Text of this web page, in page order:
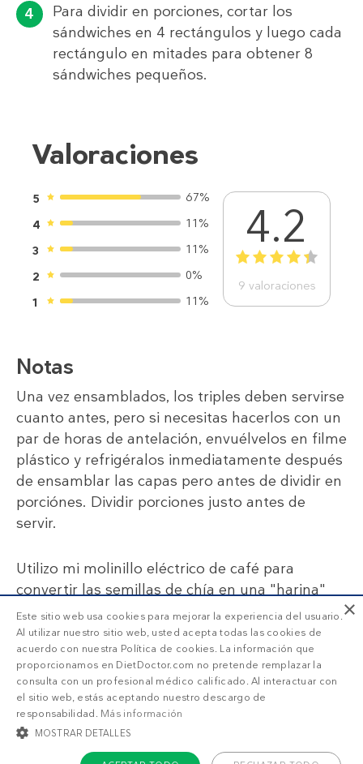
Para dividir en porciones, cortar los
sándwiches en 4 rectángulos y luego cada
rectángulo en mitades para obtener 8
sándwiches pequeños.
Valoraciones
5
67%
4
11%
3
11%
2
0%
1
11%
4.2
1 2 3 4 5
9 valoraciones
Notas
Una vez ensamblados, los triples deben servirse
cuanto antes, pero si necesitas hacerlos con un
par de horas de antelación, envuélvelos en filme
plástico y refrigéralos inmediatamente después
de ensamblar las capas pero antes de dividir en
porciónes. Dividir porciones justo antes de
servir.
Utilizo mi molinillo eléctrico de café para
convertir las semillas de chía en una "harina"
fina de chía, y siempre la tengo a mano para
esta y otras recetas.
×
Este sitio web usa cookies para mejorar la experiencia del usuario.
Al utilizar nuestro sitio web, usted acepta todas las cookies de
acuerdo con nuestra Política de cookies. La información que
proporcionamos en DietDoctor.com no pretende remplazar la
consulta con un profesional médico calificado. Al interactuar con
el sitio web, estás aceptando nuestro descargo de
responsabilidad. Más información
MOSTRAR DETALLES